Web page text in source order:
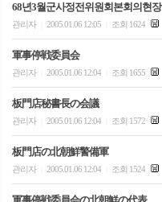
68년3월군사정전위원회본회의현장
관리자 2005.01.06 12:05 조회 1624
軍事停戦委員会
관리자 2005.01.06 12:04 조회 1655
板門店秘書長の会議
관리자 2005.01.06 12:04 조회 1572
板門店の北朝鮮警備軍
관리자 2005.01.06 12:04 조회 1524